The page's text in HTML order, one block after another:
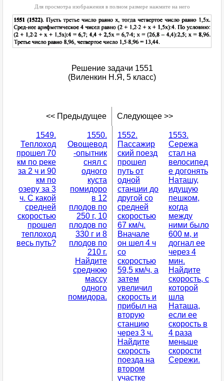
Для просмотра изображения в полном размере нажмите на него
Решение задачи 1551
(Виленкин Н.Я, 5 класс)
<< Предыдущее Следующее >>
1549.
Теплоход
прошел 70
км по реке
за 2 ч и 90
км по
озеру за 3
ч. С какой
средней
скоростью
прошел
теплоход
весь путь?
1550.
Овощевод
-опытник
снял с
одного
куста
помидоро
в 12
плодов по
250 г, 10
плодов по
330 г и 8
плодов по
210 г.
Найдите
среднюю
массу
одного
помидора.
1552.
Пассажир
ский поезд
прошел
путь от
одной
станции до
другой со
средней
скоростью
67 км/ч.
Вначале
он шел 4 ч
со
скоростью
59,5 км/ч, а
затем
увеличил
скорость и
прибыл на
вторую
станцию
через 3 ч.
Найдите
скорость
поезда на
втором
участке
1553.
Сережа
стал на
велосипед
е догонять
Наташу,
идущую
пешком,
когда
между
ними было
600 м, и
догнал ее
через 4
мин.
Найдите
скорость, с
которой
шла
Наташа,
если ее
скорость в
4 раза
меньше
скорости
Сережи.